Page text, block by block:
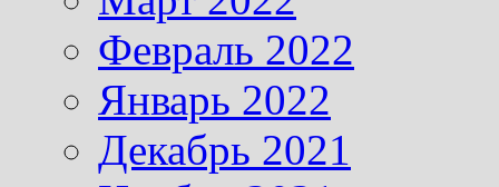
Февраль 2022
Январь 2022
Декабрь 2021